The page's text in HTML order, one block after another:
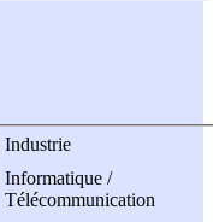
Industrie
Informatique /
Télécommunication